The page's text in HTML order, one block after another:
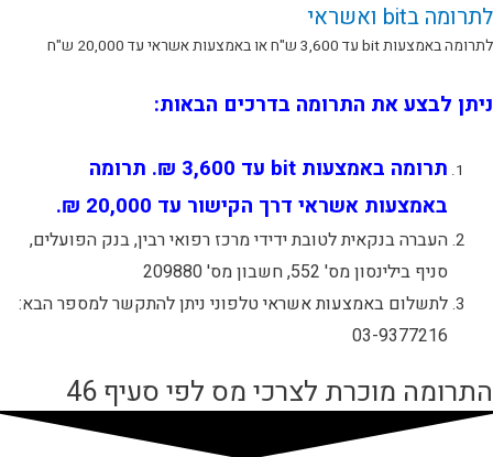
לתרומה בbit ואשראי
לתרומה באמצעות bit עד 3,600 ש"ח או באמצעות אשראי עד 20,000 ש"ח
ניתן לבצע את התרומה בדרכים הבאות:
תרומה באמצעות bit עד 3,600 ₪. תרומה
באמצעות אשראי דרך הקישור עד 20,000 ₪.
העברה בנקאית לטובת ידידי מרכז רפואי רבין, בנק הפועלים,
סניף בילינסון מס' 552, חשבון מס' 209880
לתשלום באמצעות אשראי טלפוני ניתן להתקשר למספר הבא:
03-9377216
התרומה‭ ‬מוכרת‭ ‬לצרכי‭ ‬מס‭ ‬לפי‭ ‬סעיף 46